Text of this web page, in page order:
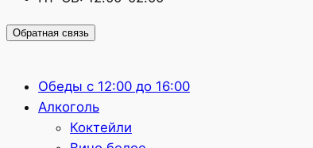
Обратная связь
Обеды с 12:00 до 16:00
Алкоголь
Коктейли